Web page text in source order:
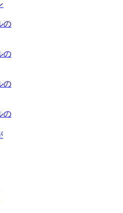
の
の
の
の